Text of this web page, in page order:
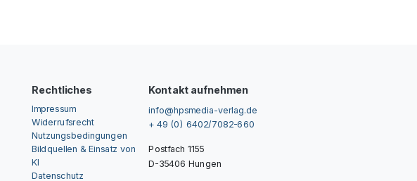
Rechtliches
Impressum
Widerrufsrecht
Nutzungsbedingungen
Bildquellen & Einsatz von
KI
Datenschutz
Kontakt aufnehmen
info@hpsmedia-verlag.de
+ 49 (0) 6402/7082-660
Postfach 1155
D-35406 Hungen